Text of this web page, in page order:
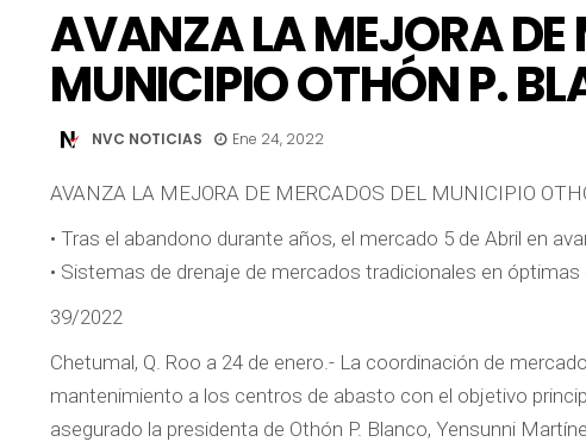
AVANZA LA MEJORA DE
MUNICIPIO OTHÓN P.
NVC NOTICIAS Ene 24, 2022
AVANZA LA MEJORA DE MERCADOS DEL MUNICIPIO
• Tras el abandono durante años, el mercado 5 de Abril en
• Sistemas de drenaje de mercados tradicionales en
39/2022
Chetumal, Q. Roo a 24 de enero.- La coordinación de
mantenimiento a los centros de abasto con el objetivo
asegurado la presidenta de Othón P. Blanco, Yensunni